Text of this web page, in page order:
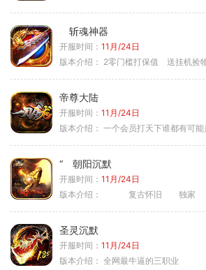
斩魂神器
开服时间： 11月/24日
版本介绍： 2零门槛打保值 送挂机捡物
帝尊大陆
开服时间： 11月/24日
版本介绍： 一个会员打天下谁都有可能
“ 朝阳沉默
开服时间： 11月/24日
版本介绍：
复古怀旧 独家 一
圣灵沉默
开服时间： 11月/24日
版本介绍： 全网最牛逼的三职业